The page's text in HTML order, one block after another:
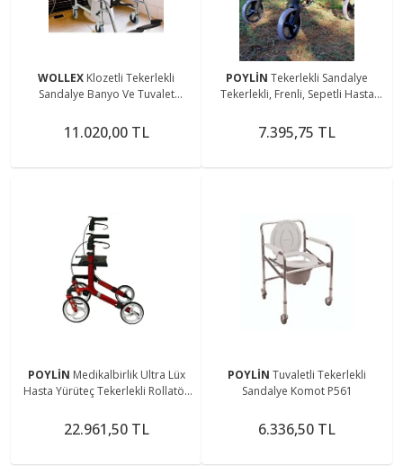
WOLLEX Klozetli Tekerlekli
Sandalye Banyo Ve Tuvalet
11.020,00 TL
POYLİN Tekerlekli Sandalye
Tekerlekli, Frenli, Sepetli Hasta
Sandalye
7.395,75 TL
POYLİN Medikalbirlik Ultra Lüx
Hasta Yürüteç Tekerlekli Rollatör
Sandalye
22.961,50 TL
POYLİN Tuvaletli Tekerlekli
Sandalye Komot P561
6.336,50 TL